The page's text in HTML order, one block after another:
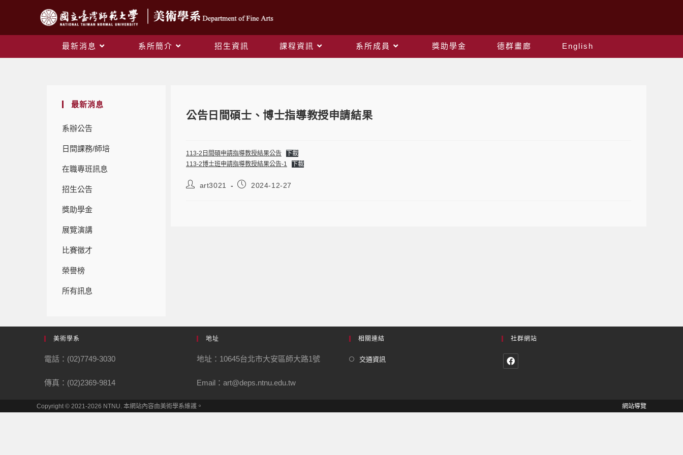
最新消息 系所簡介 招生資訊 課程資訊 系所成員 獎助學金 德群畫廊 English
最新消息
系辦公告
日間課務/師培
在職專班訊息
招生公告
獎助學金
展覽演講
比賽徵才
榮譽榜
所有訊息
公告日間碩士、博士指導教授申請結果
113-2日間碩申請指導教授結果公告
下載
113-2博士班申請指導教授結果公告-1
下載
art3021 2024-12-27
美術學系
電話：(02)7749-3030
傳真：(02)2369-9814
地址
地址：10645台北市大安區師大路1號
Email：art@deps.ntnu.edu.tw
相關連結
交通資訊
社群網站
網站導覽
Copyright © 2021-2026 NTNU. 本網站內容由美術學系維護。